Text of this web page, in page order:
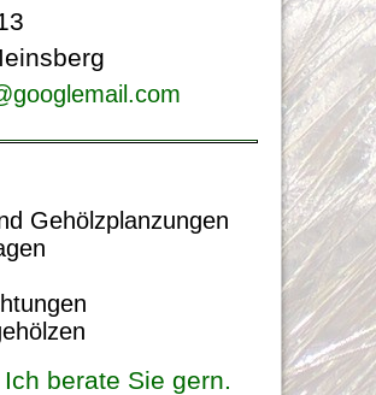
©
Gehölzplanzungen
berate Sie gern.